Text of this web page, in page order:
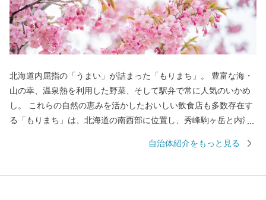
北海道内屈指の「うまい」が詰まった「もりまち」。 豊富な海・
山の幸、温泉熱を利用した野菜、そして駅弁で常に人気のいかめ
し。 これらの自然の恵みを活かしたおいしい飲食店も多数存在す
る「もりまち」は、北海道の南西部に位置し、秀峰駒ヶ岳と内浦
知られ、国内最大級の縄文時代の環状列石（ストーンサークル）
自治体紹介をもっと見る